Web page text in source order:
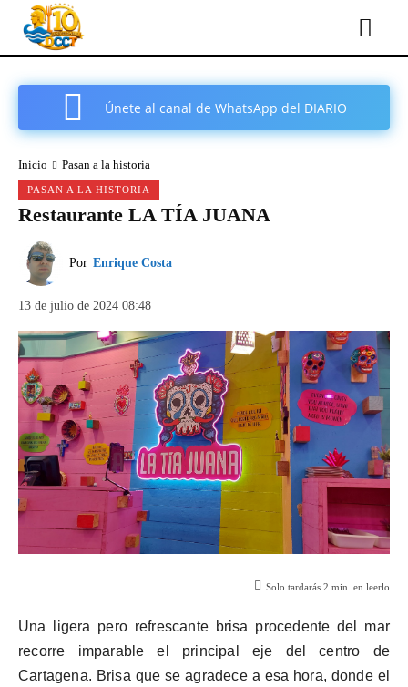
Únete al canal de WhatsApp del DIARIO
Inicio Pasan a la historia
PASAN A LA HISTORIA
Restaurante LA TÍA JUANA
Por Enrique Costa
13 de julio de 2024 08:48
Solo tardarás 2 min. en leerlo
Una ligera pero refrescante brisa procedente del mar
recorre imparable el principal eje del centro de
Cartagena. Brisa que se agradece a esa hora, donde el